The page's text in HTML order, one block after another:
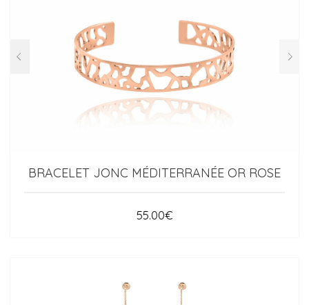
BRACELET JONC MÉDITERRANÉE OR ROSE
55.00€